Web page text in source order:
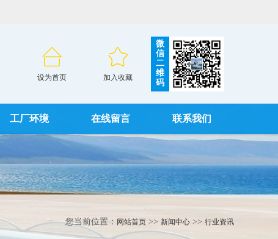
设为首页 加入收藏
微
信
二
维
码
工厂环境 在线留言 联系我们
您当前位置： 网站首页 >> 新闻中心 >> 行业资讯